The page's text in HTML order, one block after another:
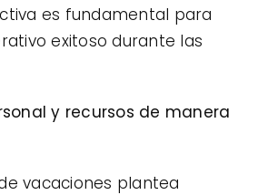
es fundamental para
exitoso durante las
y recursos de manera
vacaciones plantea